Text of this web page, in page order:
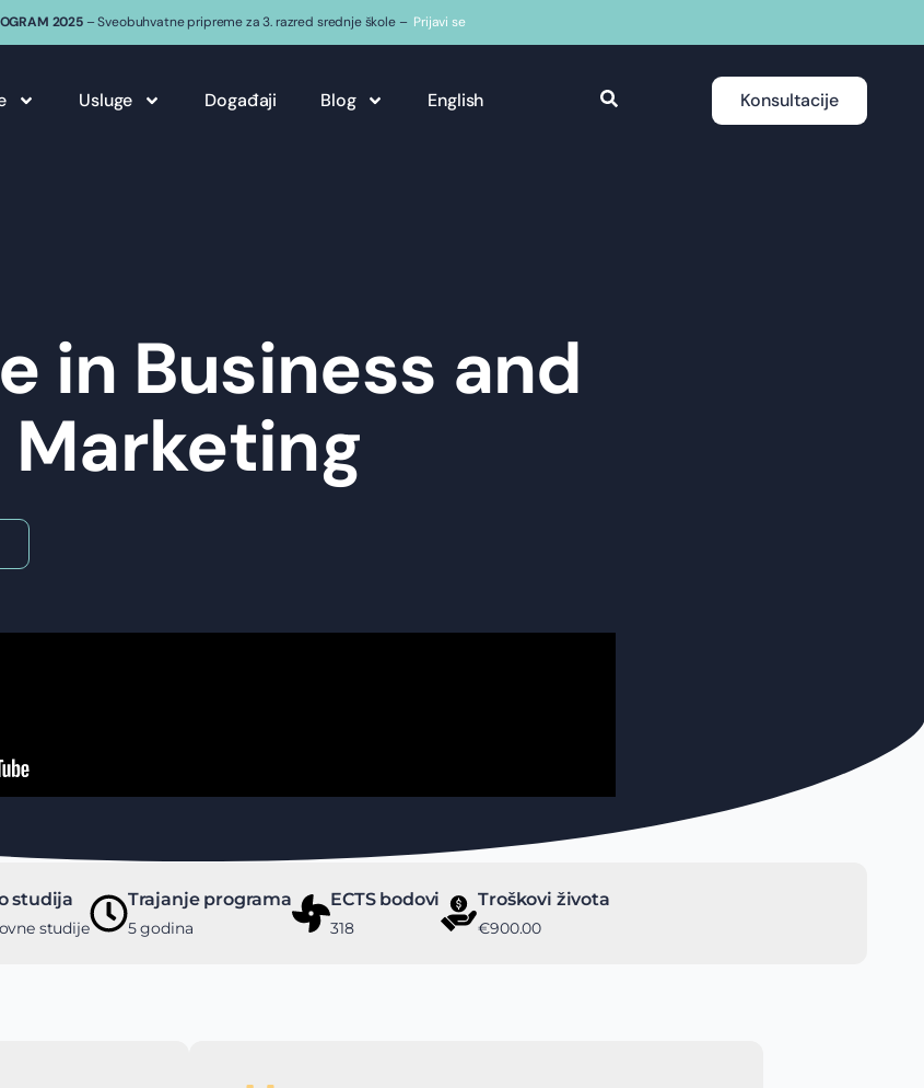
2025– Sveobuhvatne pripreme za 3. razred srednje škole – Prijavi se
Usluge Događaji Blog English Konsultacije
in Business and
Marketing
studija
studije
Trajanje programa
5 godina
ECTS bodovi
318
Troškovi života
€900.00